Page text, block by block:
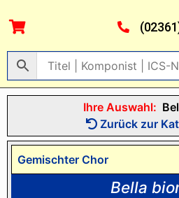
Ihre Auswahl:
Zurück zur
Gemischter Chor
Bella